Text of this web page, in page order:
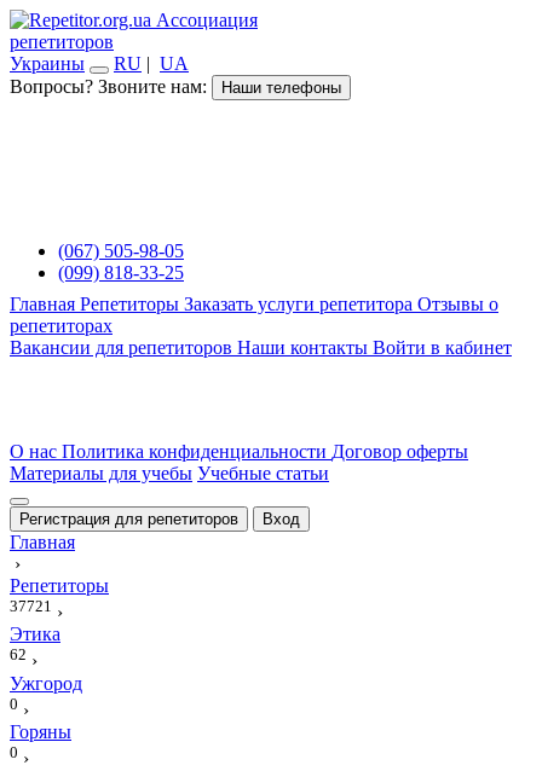
Ассоциация
репетиторов
Украины
RU | UA
Вопросы? Звоните нам:
Наши телефоны
(067) 505-98-05
(099) 818-33-25
Главная Репетиторы Заказать услуги репетитора Отзывы о
репетиторах
Вакансии для репетиторов Наши контакты Войти в кабинет
О нас Политика конфиденциальности Договор оферты
Материалы для учебы Учебные статьи
Регистрация для репетиторов Вход
Главная
›
Репетиторы
37721 ›
Этика
62 ›
Ужгород
0 ›
Горяны
0 ›